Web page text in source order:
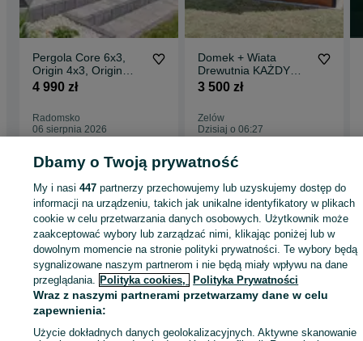
Pergola Core 6x3,
Origin 4x3, Origin
3x3, Wiata Garażowa
4 990 zł
Radomsko
06 sierpnia 2026
Domek + Wiata
Drewutnia KAŻDY
WYMIAR
3 500 zł
Zelów
Dzisiaj o 06:27
Strona główna Dom i Ogród Ogród Architektura ogrodowa
Altany i wiaty
Altany i wiaty - Łódzkie
Altany i wiaty - Radomsko
KATEGORIA
ID:987161113 Wyświetlenia:
Zadzwoń / SMS Wyślij wiadomość
Dbamy o Twoją prywatność
My i nasi447 partnerzy przechowujemy lub uzyskujemy dostęp do
informacji na urządzeniu, takich jak unikalne identyfikatory w plikach
cookie w celu przetwarzania danych osobowych. Użytkownik może
zaakceptować wybory lub zarządzać nimi, klikając poniżej lub w
dowolnym momencie na stronie polityki prywatności. Te wybory będą
sygnalizowane naszym partnerom i nie będą miały wpływu na dane
przeglądania. Polityka cookies, Polityka Prywatności
Wraz z naszymi partnerami przetwarzamy dane w celu
zapewnienia:
Użycie dokładnych danych geolokalizacyjnych. Aktywne skanowanie